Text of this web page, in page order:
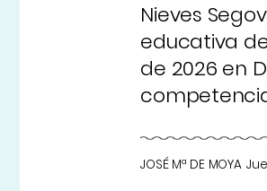
Nieves
educativa
de 2026 en
JOSÉ Mª DE MOYA